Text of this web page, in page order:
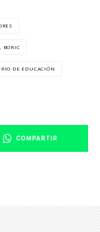
BORIC
DE EDUCACIÓN
COMPARTIR